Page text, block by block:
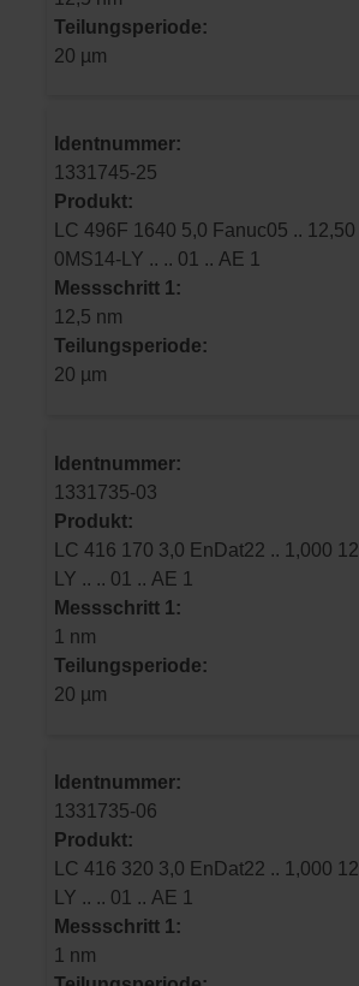
Teilungsperiode:
20 µm
Identnummer:
1331745-25
Produkt:
LC 496F 1640 5,0 Fanuc05 .. 12,50 14A
0MS14-LY .. .. 01 .. AE 1
Messschritt 1:
12,5 nm
Teilungsperiode:
20 µm
Identnummer:
1331735-03
Produkt:
LC 416 170 3,0 EnDat22 .. 1,000 12A 0MS14-
LY .. .. 01 .. AE 1
Messschritt 1:
1 nm
Teilungsperiode:
20 µm
Identnummer:
1331735-06
Produkt:
LC 416 320 3,0 EnDat22 .. 1,000 12A 0MS14-
LY .. .. 01 .. AE 1
Messschritt 1:
1 nm